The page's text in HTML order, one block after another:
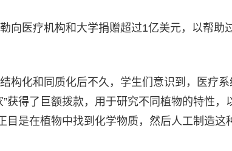
向医疗机构和大学捐赠超过1亿美元，以帮助
构化和同质化后不久，学生们意识到，医疗
”获得了巨额拨款，用于研究不同植物的特性
目是在植物中找到化学物质，然后人工制造